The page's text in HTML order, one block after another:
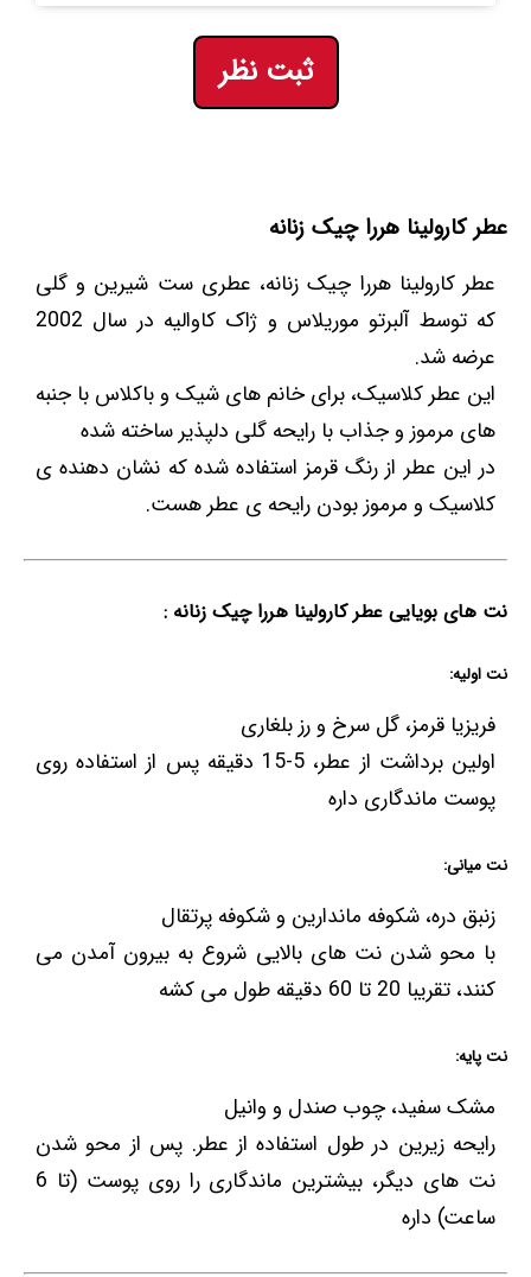
ثبت نظر
عطر کارولینا هررا چیک زنانه
عطر کارولینا هررا چیک زنانه، عطری ست شیرین و گلی
که توسط آلبرتو موریلاس و ژاک کاوالیه در سال 2002
عرضه شد.
این عطر کلاسیک، برای خانم های شیک و باکلاس با جنبه
های مرموز و جذاب با رایحه گلی دلپذیر ساخته شده
در این عطر از رنگ قرمز استفاده شده که نشان دهنده ی
کلاسیک و مرموز بودن رایحه ی عطر هست.
نت های بویایی عطر کارولینا هررا چیک زنانه :
نت اولیه:
فریزیا قرمز، گل سرخ و رز بلغاری
اولین برداشت از عطر، 5-15 دقیقه پس از استفاده روی
پوست ماندگاری داره
نت میانی:
زنبق دره، شکوفه ماندارین و شکوفه پرتقال
با محو شدن نت های بالایی شروع به بیرون آمدن می
کنند، تقریبا 20 تا 60 دقیقه طول می کشه
نت پایه:
مشک سفید، چوب صندل و وانیل
رایحه زیرین در طول استفاده از عطر. پس از محو شدن
نت های دیگر، بیشترین ماندگاری را روی پوست (تا 6
ساعت) داره